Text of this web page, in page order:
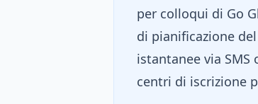
per colloqui di Go
di pianificazione
istantanee via
centri di iscrizione